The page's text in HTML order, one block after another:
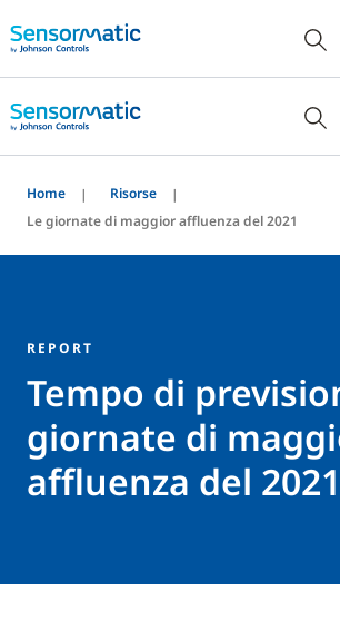
Home
Risorse
Le giornate di maggior affluenza del 2021
REPORT
Tempo di
giornate di
affluenza del 2021